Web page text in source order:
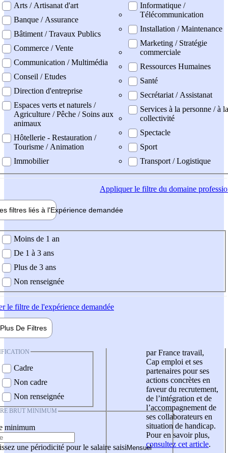
Arts / Artisanat d'art
Banque / Assurance
Bâtiment / Travaux Publics
Commerce / Vente
Communication / Multimédia
Conseil / Etudes
Direction d'entreprise
Espaces verts et naturels /
Agriculture / Pêche / Soins aux
animaux
Hôtellerie - Restauration /
Tourisme / Animation
Immobilier
Informatique /
Télécommunication
Installation / Maintenance
Marketing / Stratégie
commerciale
Ressources Humaines
Santé
Secrétariat / Assistanat
Services à la personne / à la
collectivité
Spectacle
Sport
Transport / Logistique
Appliquerle filtre du domaine
filtres liés à l'Expérience demandée
demandée
Moins de 1 an
De 1 à 3 ans
Plus de 3 ans
Non renseignée
le filtre de l'expérience demandée
Plus De Filtres
Cadre
Non cadre
Non renseignée
BRUT MINIMUM
minimum
une périodicité pour le salaire saisi
par France travail,
Cap emploi et ses
partenaires pour ses
actions concrètes en
faveur du recrutement,
de l’intégration et de
l’accompagnement de
ses collaborateurs en
situation de handicap.
Pour en savoir plus,
consultez cet article.